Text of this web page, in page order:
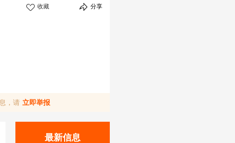
收藏 分享
，请 立即举报
最新信息